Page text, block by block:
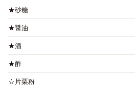
★砂糖
★醤油
★酒
★酢
☆片栗粉